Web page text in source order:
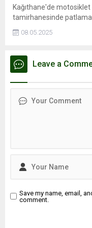
Kağıthane'de motosiklet
tamirhanesinde
esnasında depoda
kaybettiİSTANBUL -
Kağıthane'de motosiklet
meydana geldiği iddia
08.05.2025
Leave a
Save my name, email,
comment.